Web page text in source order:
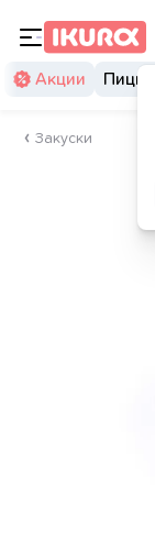
Акции Пицца
Закуски